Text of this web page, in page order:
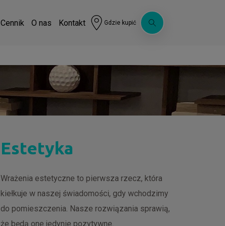
Cennik O nas Kontakt Gdzie kupić
Estetyka
Wrażenia estetyczne to pierwsza rzecz, która
kiełkuje w naszej świadomości, gdy wchodzimy
do pomieszczenia. Nasze rozwiązania sprawią,
że będą one jedynie pozytywne.